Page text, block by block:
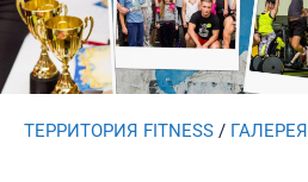
ТЕРРИТОРИЯ FITNESS / ГАЛЕРЕЯ